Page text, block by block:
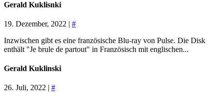
Gerald Kuklisnki
19. Dezember, 2022 | #
Inzwischen gibt es eine französische Blu-ray von Pulse. Die Disk
enthält "Je brule de partout" in Französisch mit englischen...
Gerald Kuklinski
26. Juli, 2022 | #